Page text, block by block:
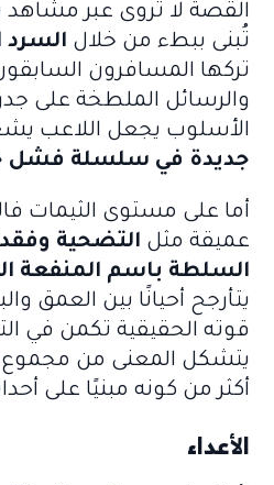
القصة لا تُروى عبر مشاهد
تُبنى ببطء من خلال السرد
تركها المسافرون
والرسائل الملطخة على
الأسلوب يجعل اللاعب
جديدة في سلسلة فشل
أما على مستوى الثيمات
عميقة مثل التضحية
السلطة باسم المنفعة
يتأرجح أحيانًا بين العمق
قوته الحقيقية تكمن في
يتشكل المعنى من مجموع
أكثر من كونه مبنيًا على
الأعداء